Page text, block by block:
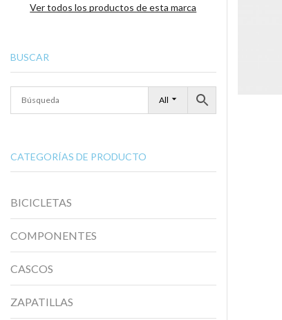
Ver todos los productos de esta marca
BUSCAR
All
CATEGORÍAS DE PRODUCTO
BICICLETAS
COMPONENTES
CASCOS
ZAPATILLAS